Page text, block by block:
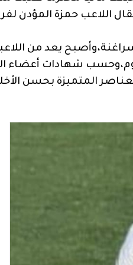
اللاعب حمزة المؤدن
المؤدن من مواليد حي لعوينة سنة 1995بقلعة السراغنة،وأصبح يعد من
السرغيني منذ الموسم الرياضي 2014/2013 إلى اليوم،وحسب
المتميزة بحسن